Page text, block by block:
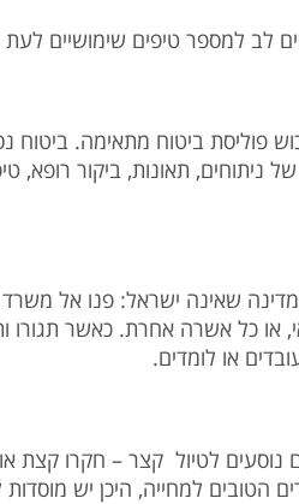
לב למספר טיפים שימושיים
פוליסת ביטוח מתאימה. ביטוח
ניתוחים, תאונות, ביקור רופא,
שאינה ישראל: פנו אל משרד
או כל אשרה אחרת. כאשר תגורו
או לומדים.
לטיול קצר – חקרו קצת
הטובים למחייה, היכן יש